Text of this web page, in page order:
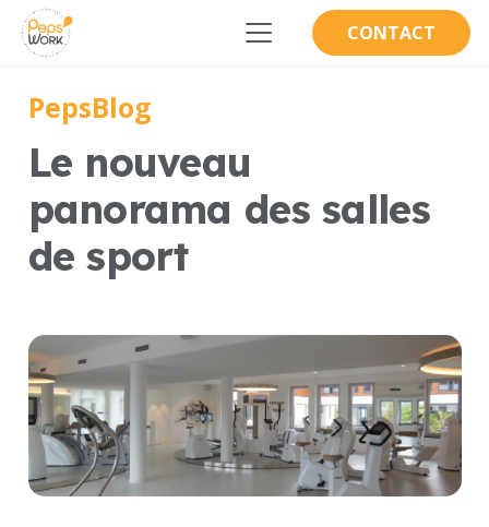
CONTACT
PepsBlog
Le nouveau
panorama des salles
de sport